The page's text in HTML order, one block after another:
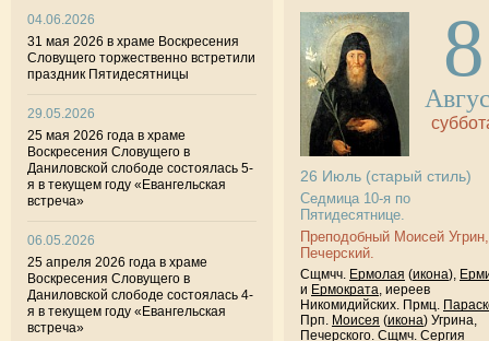
04.06.2026
31 мая 2026 в храме Воскресения
Словущего торжественно встретили
праздник Пятидесятницы
29.05.2026
25 мая 2026 года в храме
Воскресения Словущего в
Даниловской слободе состоялась 5-
я в текущем году «Евангельская
встреча»
06.05.2026
25 апреля 2026 года в храме
Воскресения Словущего в
Даниловской слободе состоялась 4-
я в текущем году «Евангельская
встреча»
8
26 Июль (старый стиль)
Седмица 10-я по
Пятидесятнице.
Преподобный Моисей Угрин,
Печерский.
Сщмчч. Ермолая (икона),
и Ермократа, иереев
Никомидийских. Прмц.
Прп. Моисея (икона) Угрина,
Печерского. Сщмч. Сергия